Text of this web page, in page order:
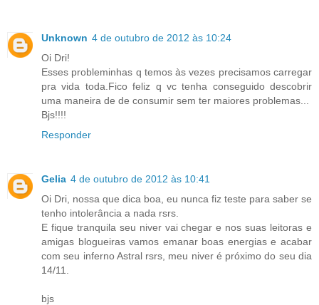
Unknown 4 de outubro de 2012 às 10:24
Oi Dri!
Esses probleminhas q temos às vezes precisamos carregar
pra vida toda.Fico feliz q vc tenha conseguido descobrir
uma maneira de de consumir sem ter maiores problemas...
Bjs!!!!
Responder
Gelia 4 de outubro de 2012 às 10:41
Oi Dri, nossa que dica boa, eu nunca fiz teste para saber se
tenho intolerância a nada rsrs.
E fique tranquila seu niver vai chegar e nos suas leitoras e
amigas blogueiras vamos emanar boas energias e acabar
com seu inferno Astral rsrs, meu niver é próximo do seu dia
14/11.
bjs